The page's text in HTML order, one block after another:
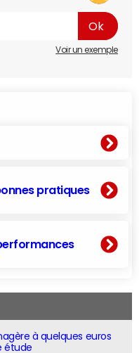
Voir un exemple
pratiques
à quelques euros
étude